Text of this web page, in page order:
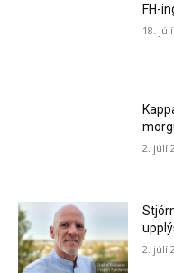
FH-
18.
2. júlí
2. júlí